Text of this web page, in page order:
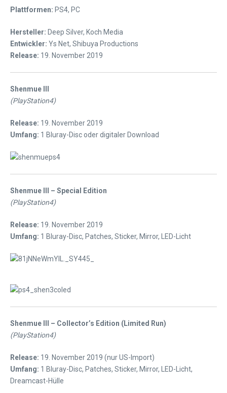
Plattformen: PS4, PC
Hersteller: Deep Silver, Koch Media
Entwickler: Ys Net, Shibuya Productions
Release: 19. November 2019
Shenmue III
(PlayStation4)
Release: 19. November 2019
Umfang: 1 Bluray-Disc oder digitaler Download
Shenmue III – Special Edition
(PlayStation4)
Release: 19. November 2019
Umfang: 1 Bluray-Disc, Patches, Sticker, Mirror, LED-Licht
Shenmue III – Collector’s Edition (Limited Run)
(PlayStation4)
Release: 19. November 2019 (nur US-Import)
Umfang: 1 Bluray-Disc, Patches, Sticker, Mirror, LED-Licht,
Dreamcast-Hülle